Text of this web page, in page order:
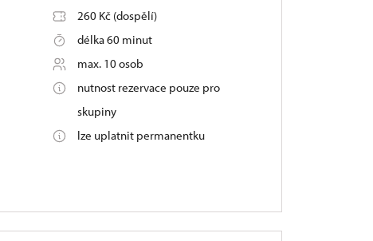
260 Kč (dospělí)
délka 60 minut
max. 10 osob
nutnost rezervace pouze pro
skupiny
lze uplatnit permanentku